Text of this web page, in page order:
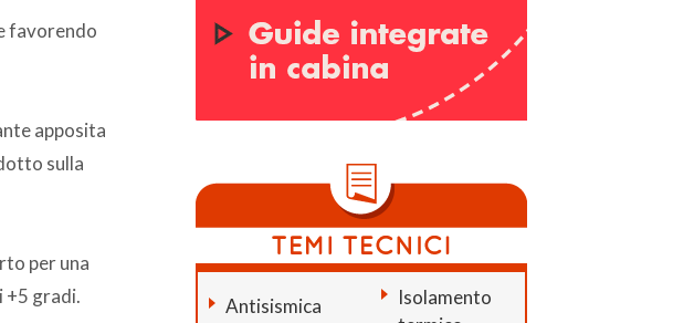
favorendo
apposita
sulla
per una
+5 gradi.
Antisismica
Isolamento